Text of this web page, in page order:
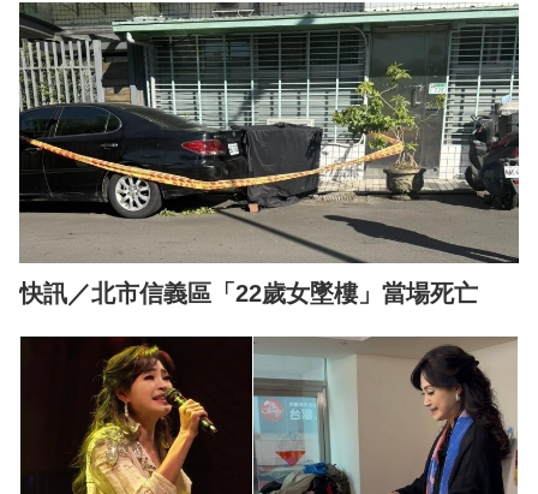
快訊／北市信義區「22歲女墜樓」當場死亡